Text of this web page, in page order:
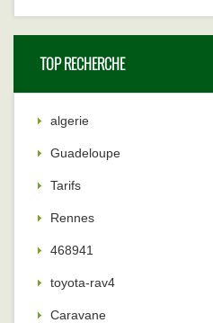
TOP RECHERCHE
algerie
Guadeloupe
Tarifs
Rennes
468941
toyota-rav4
Caravane